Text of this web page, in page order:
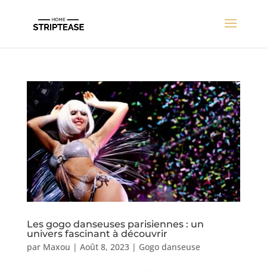
Les gogo danseuses parisiennes : un
univers fascinant à découvrir
par Maxou | Août 8, 2023| Gogo danseuse